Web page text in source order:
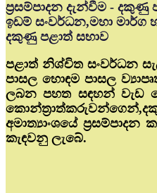
ප්‍රසම්පාදන දැන්වීම - දකුණු
ඉඩම් සංවර්ධන,මහා මාර්ග
දකුණු පළාත් සභාව
පළාත් නිශ්චිත සංවර්ධන
පාසල හොඳම පාසල
ලබන පහත සඳහන් වැඩ
අමාත්‍යාංශයේ
කැඳවනු ලැබේ.